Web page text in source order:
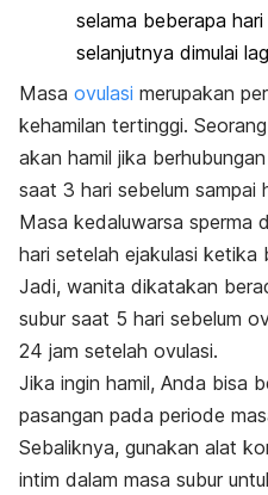
selama beberapa
selanjutnya dimulai
Masa ovulasi merupakan
kehamilan tertinggi.
akan hamil jika
saat 3 hari sebelum sampai
Masa kedaluwarsa sperma
hari setelah ejakulasi ketika
Jadi, wanita dikatakan
subur saat 5 hari sebelum
24 jam setelah ovulasi.
Jika ingin hamil, Anda bisa
pasangan pada periode
Sebaliknya, gunakan alat
intim dalam masa subur